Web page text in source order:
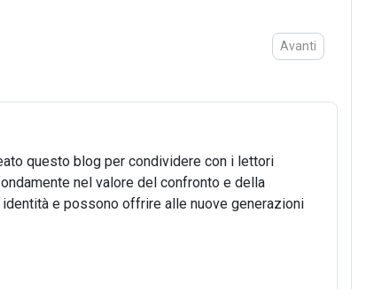
Articolo
Avanti
questo blog per condividere con i lettori
nel valore del confronto e della
e possono offrire alle nuove generazioni